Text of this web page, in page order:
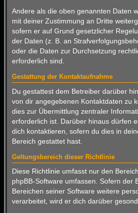
Andere als die oben genannten Daten
mit deiner Zustimmung an Dritte
sofern er auf Grund gesetzlicher
der Daten (z. B. an
oder die Daten zur Durchsetzung
erforderlich sind.
Gestattung der Kontaktaufnahme
Du gestattest dem Betreiber darüber
von dir angegebenen Kontaktdaten zu
dies zur Übermittlung zentraler
erforderlich ist. Darüber hinaus dürfen
dich kontaktieren, sofern du dies in
Bereich gestattet hast.
Geltungsbereich dieser Richtlinie
Diese Richtlinie umfasst nur den
phpBB-Software umfassen. Sofern der
Bereichen seiner Software weitere
verarbeitet, wird er dich darüber